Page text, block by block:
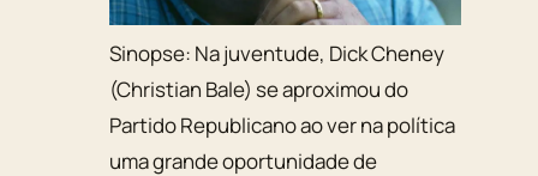
Sinopse: Na juventude, Dick Cheney
(Christian Bale) se aproximou do
Partido Republicano ao ver na política
uma grande oportunidade de